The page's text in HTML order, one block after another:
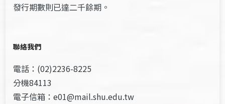
發行期數則已達二千餘期。
聯絡我們
電話：(02)2236-8225
分機84113
電子信箱：e01@mail.shu.edu.tw